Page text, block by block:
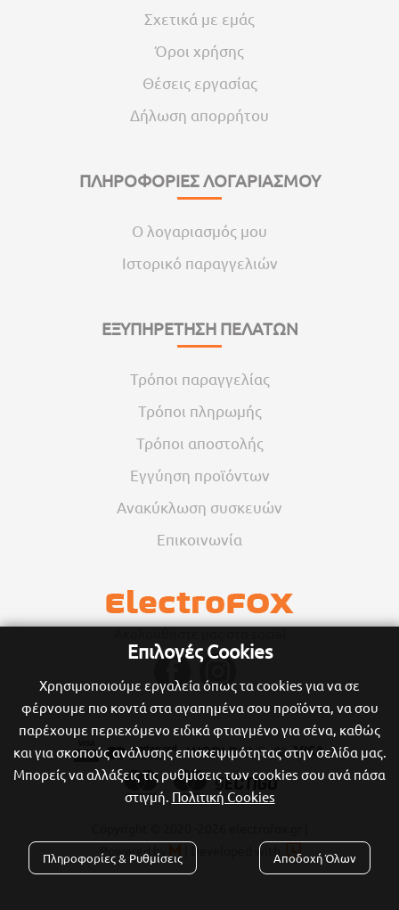
Σχετικά με εμάς
Όροι χρήσης
Θέσεις εργασίας
Δήλωση απορρήτου
ΠΛΗΡΟΦΟΡΙΕΣ ΛΟΓΑΡΙΑΣΜΟΥ
Ο λογαριασμός μου
Ιστορικό παραγγελιών
ΕΞΥΠΗΡΕΤΗΣΗ ΠΕΛΑΤΩΝ
Τρόποι παραγγελίας
Τρόποι πληρωμής
Τρόποι αποστολής
Εγγύηση προϊόντων
Ανακύκλωση συσκευών
Επικοινωνία
Powered by
Developed with 
Επιλογές Cookies
Χρησιμοποιούμε εργαλεία όπως τα cookies για να σε
φέρνουμε πιο κοντά στα αγαπημένα σου προϊόντα, να σου
παρέχουμε περιεχόμενο ειδικά φτιαγμένο για σένα, καθώς
και για σκοπούς ανάλυσης επισκεψιμότητας στην σελίδα μας.
Μπορείς να αλλάξεις τις ρυθμίσεις των cookies σου ανά πάσα
στιγμή. Πολιτική Cookies
Πληροφορίες & Ρυθμίσεις Αποδοχή Όλων